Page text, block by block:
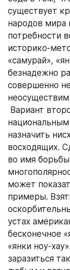
существует
народов мира
потребности
историко-
«самурай»,
безнадежно
совершенно
неосуществим.
назначить
восходящих.
во имя борьбы
может
примеры.
устах
бесконечное
«янки ноу-
заразиться